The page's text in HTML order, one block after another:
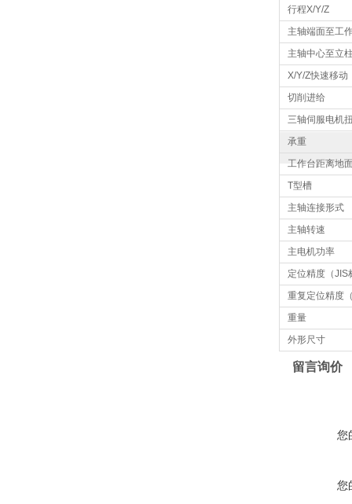
行程X/Y/Z
主轴端面至工
主轴中心至立
X/Y/Z快速移动
切削进给
三轴伺服电机
承重
工作台距离地
T型槽
主轴连接形式
主轴转速
主电机功率
定位精度（JIS
重复定位精度
重量
外形尺寸
留言询价
您
您